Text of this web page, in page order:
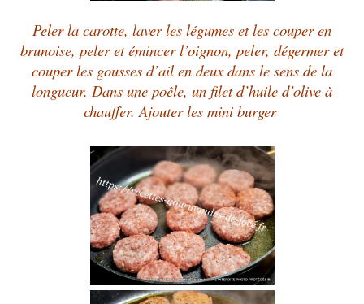
Peler la carotte, laver les légumes et les couper en
brunoise, peler et émincer l’oignon, peler, dégermer et
couper les gousses d’ail en deux dans le sens de la
longueur. Dans une poêle, un filet d’huile d’olive à
chauffer. Ajouter les mini burger